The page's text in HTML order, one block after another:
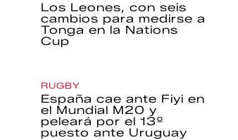
Los Leones, con seis
cambios para medirse a
Tonga en la Nations
Cup
RUGBY
España cae ante Fiyi en
el Mundial M20 y
peleará por el 13º
puesto ante Uruguay